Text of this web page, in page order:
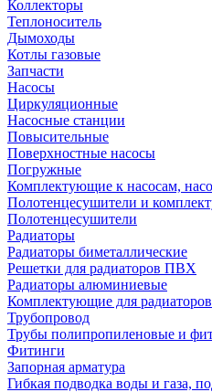
Коллекторы
Теплоноситель
Дымоходы
Котлы газовые
Запчасти
Насосы
Циркуляционные
Насосные станции
Повысительные
Поверхностные насосы
Погружные
Комплектующие к насосам,
Полотенцесушители и
Полотенцесушители
Радиаторы
Радиаторы биметаллические
Решетки для радиаторов ПВХ
Радиаторы алюминиевые
Комплектующие для радиаторов
Трубопровод
Трубы полипропиленовые и
Фитинги
Запорная арматура
Гибкая подводка воды и газа,